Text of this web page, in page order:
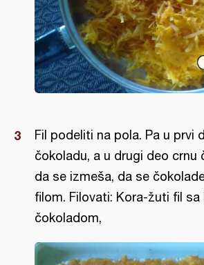
Fil podeliti na pola. Pa u prvi
čokoladu, a u drugi deo crnu
da se izmeša, da se
filom. Filovati: Kora-žuti fil sa
čokoladom,